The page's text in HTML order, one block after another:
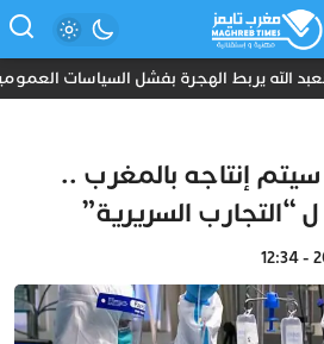
الله يربط الهجرة بفشل السياسات
كوفيد 19” سيتم إنتاجه بالمغرب ..
السريرية”